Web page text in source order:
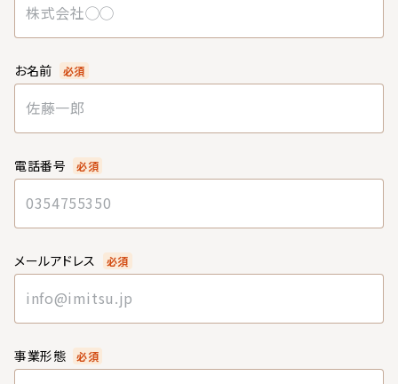
お名前 必須
電話番号 必須
メールアドレス 必須
事業形態 必須